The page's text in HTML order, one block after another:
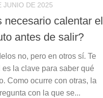
JUNIO DE 2025
necesario calentar el
antes de salir?
no, pero en otros sí. Te
la clave para saber qué
Como ocurre con otras, la
con la que se...